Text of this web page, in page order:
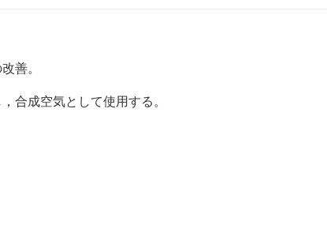
善。
合成空気として使用する。